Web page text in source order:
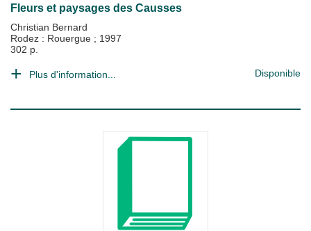
Fleurs et paysages des Causses
Christian Bernard
Rodez : Rouergue ; 1997
302 p.
Plus d'information... Disponible